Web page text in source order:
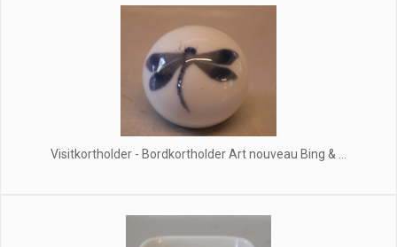
Visitkortholder - Bordkortholder Art nouveau Bing & ...